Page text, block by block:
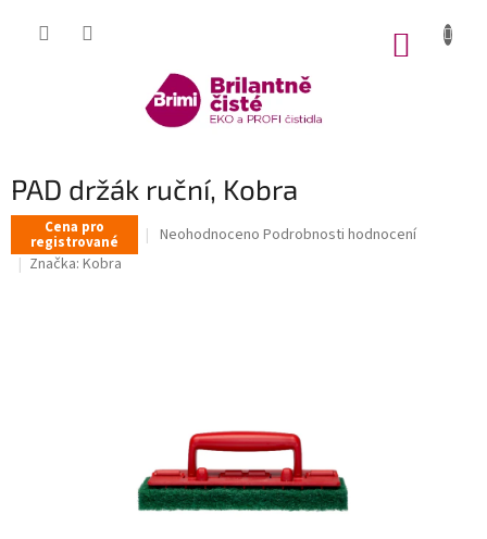
PAD držák ruční, Kobra
Cena pro
registrované
Průměrné
Neohodnoceno Podrobnosti hodnocení
Značka: Kobra